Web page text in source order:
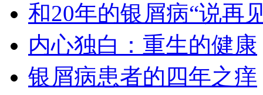
和20年的银屑病“说再
内心独白：重生的健康
银屑病患者的四年之痒